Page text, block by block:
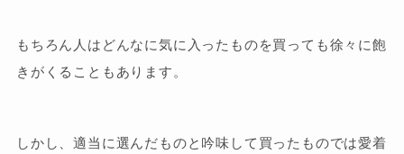
もちろん人はどんなに気に入ったものを買っても徐々に飽
きがくることもあります。
しかし、適当に選んだものと吟味して買ったものでは愛着